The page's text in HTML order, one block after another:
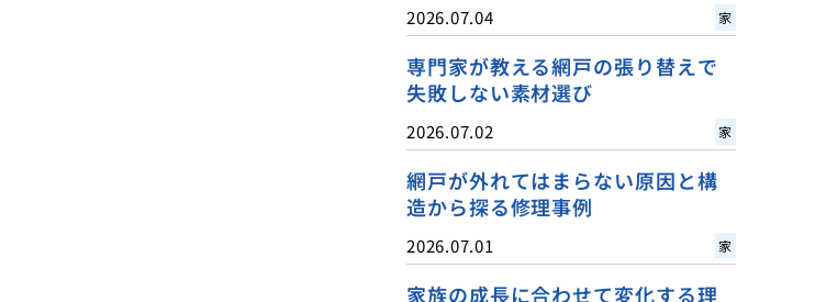
2026.07.04 家
専門家が教える網戸の張り替えで
失敗しない素材選び
2026.07.02 家
網戸が外れてはまらない原因と構
造から探る修理事例
2026.07.01 家
家族の成長に合わせて変化する理